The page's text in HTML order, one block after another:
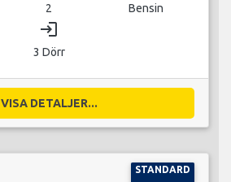
2 Bensin
login
3 Dörr
VISA DETALJER...
STANDARD